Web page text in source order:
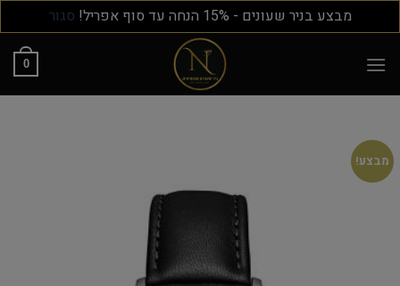
מבצע בניר שעונים - 15% הנחה עד סוף אפריל! סגור
0
מבצע!